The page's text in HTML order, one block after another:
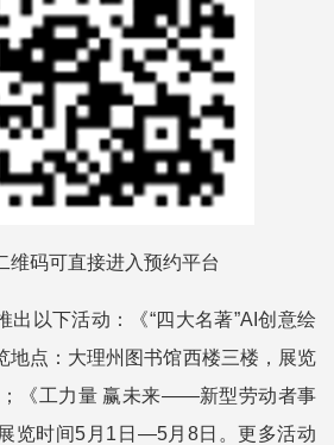
维码可直接进入预约平台
出以下活动：《“四大名著”AI创意绘
地点：大理州图书馆西楼三楼，展览
《工力量 赢未来——新型劳动者事
览时间5月1日—5月8日。更多活动